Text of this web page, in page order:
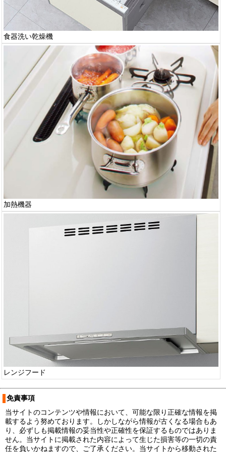
食器洗い乾燥機
加熱機器
レンジフード
免責事項
当サイトのコンテンツや情報において、可能な限り正確な情報を掲
載するよう努めております。しかしながら情報が古くなる場合もあ
り、必ずしも掲載情報の妥当性や正確性を保証するものではありま
せん。当サイトに掲載された内容によって生じた損害等の一切の責
任を負いかねますので、ご了承ください。当サイトから移動された